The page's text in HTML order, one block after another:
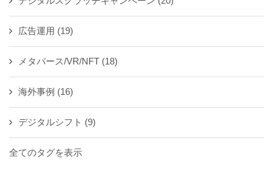
広告運用 (19)
メタバース/VR/NFT (18)
海外事例 (16)
デジタルシフト (9)
全てのタグを表示